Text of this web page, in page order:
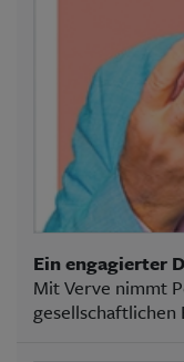
Ein engagierter
Mit Verve nimmt
gesellschaftlichen